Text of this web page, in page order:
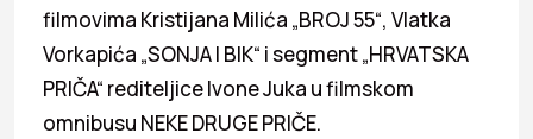
filmovima Kristijana Milića „BROJ 55“, Vlatka
Vorkapića „SONJA I BIK“ i segment „HRVATSKA
PRIČA“ rediteljice Ivone Juka u filmskom
omnibusu NEKE DRUGE PRIČE.